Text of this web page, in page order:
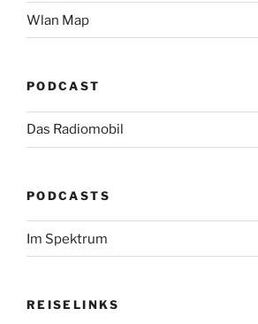
Wlan Map
PODCAST
Das Radiomobil
PODCASTS
Im Spektrum
REISELINKS